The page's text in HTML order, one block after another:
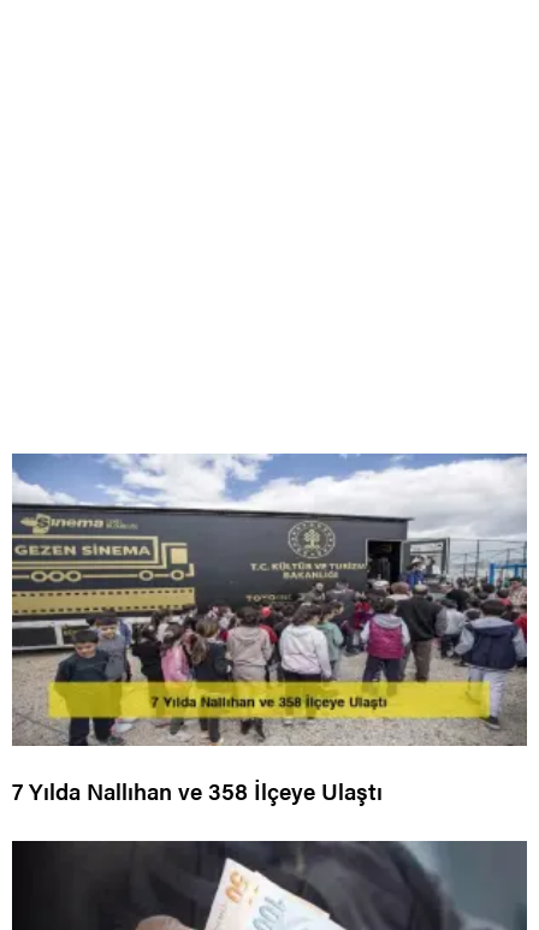
7 Yılda Nallıhan ve 358 İlçeye Ulaştı